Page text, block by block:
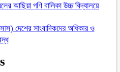
আছিয়া গণি বালিকা উচ্চ বিদ্যালয়ে
দেশের সাংবাদিকদের অধিকার ও